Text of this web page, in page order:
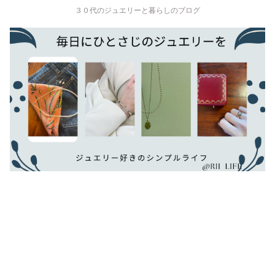
３０代のジュエリーと暮らしのブログ